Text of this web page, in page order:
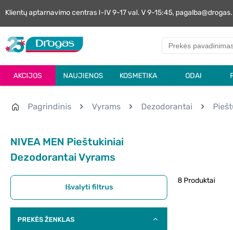
Klientų aptarnavimo centras I-IV 9-17 val. V 9-15:45,
AKCIJOS NAUJIENOS KOSMETIKA ODAI
Pagrindinis Vyrams Dezodorantai
NIVEA MEN Pieštukiniai
Dezodorantai Vyrams
Išvalyti filtrus
PREKĖS ŽENKLAS
8 Produktai